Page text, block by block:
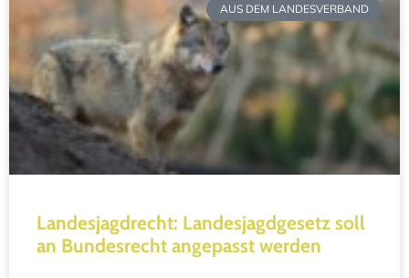
AUS DEM LANDESVERBAND
Landesjagdrecht: Landesjagdgesetz soll
an Bundesrecht angepasst werden